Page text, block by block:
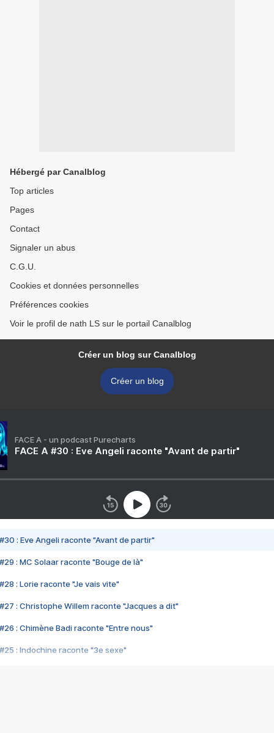
Hébergé par Canalblog
Top articles
Pages
Contact
Signaler un abus
C.G.U.
Cookies et données personnelles
Préférences cookies
Voir le profil de nath LS sur le portail Canalblog
Créer un blog sur Canalblog
Créer un blog
FACE A - un podcast Purecharts
FACE A #30 : Eve Angeli raconte "Avant de partir"
#30 : Eve Angeli raconte "Avant de partir"
#29 : MC Solaar raconte "Bouge de là"
#28 : Lorie raconte "Je vais vite"
#27 : Christophe Willem raconte "Jacques a dit"
#26 : Chimène Badi raconte "Entre nous"
#25 : Indochine raconte "3e sexe"